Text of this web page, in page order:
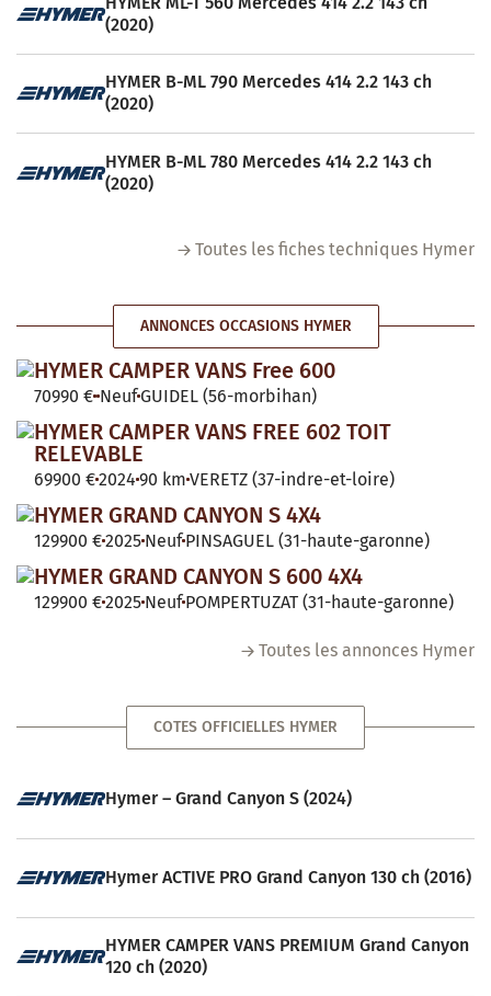
(2020)
HYMER B-ML 790 Mercedes 414 2.2 143 ch
(2020)
HYMER B-ML 780 Mercedes 414 2.2 143 ch
(2020)
Toutes les fiches techniques Hymer
ANNONCES OCCASIONS HYMER
HYMER CAMPER VANS Free 600
70990 € Neuf GUIDEL (56-morbihan)
HYMER CAMPER VANS FREE 602 TOIT
RELEVABLE
69900 €2024 90 km VERETZ (37-indre-et-loire)
HYMER GRAND CANYON S 4X4
129900 €2025 Neuf PINSAGUEL (31-haute-garonne)
HYMER GRAND CANYON S 600 4X4
129900 €2025 Neuf POMPERTUZAT (31-haute-garonne)
Toutes les annonces Hymer
COTES OFFICIELLES HYMER
Hymer – Grand Canyon S (2024)
Hymer ACTIVE PRO Grand Canyon 130 ch (2016)
HYMER CAMPER VANS PREMIUM Grand Canyon
120 ch (2020)